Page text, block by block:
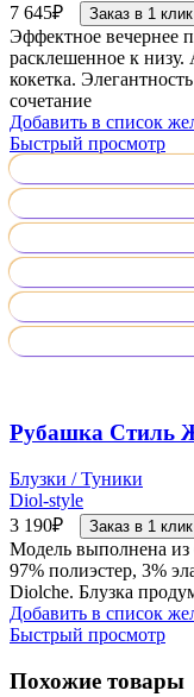
7 645₽ Заказ в 1 клик
Эффектное вечернее
расклешенное к
кокетка.
сочетание
Добавить в список
Быстрый просмотр
Рубашка Стиль
Блузки / Туники
Diol-style
3 190₽ Заказ в 1 клик
Модель выполнена из
97% полиэстер, 3%
Diolche. Блузка
Добавить в список
Быстрый просмотр
Похожие товары